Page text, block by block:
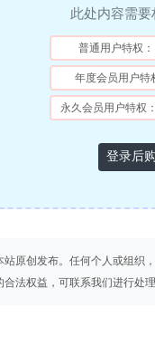
此处内容需要
普通用户特权：
年度会员用户特
永久会员用户特权：
登录后
原创发布。任何个人或组
法权益，可联系我们进行处理